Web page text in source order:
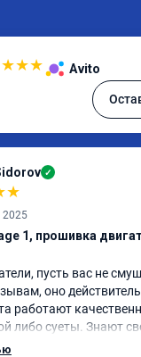
★★★ Avito
✓
★
2025
1, прошивка
пусть вас не
оно
работают
либо суеты. Знают
чипанули Mitsubishi